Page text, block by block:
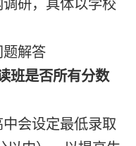
研，具体以学校
解答
班是否所有分数
会设定最低录取